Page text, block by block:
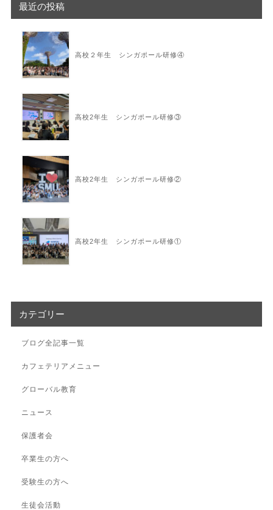
最近の投稿
高校２年生 シンガポール研修④
高校2年生 シンガポール研修③
高校2年生 シンガポール研修②
高校2年生 シンガポール研修①
カテゴリー
ブログ全記事一覧
カフェテリアメニュー
グローバル教育
ニュース
保護者会
卒業生の方へ
受験生の方へ
生徒会活動